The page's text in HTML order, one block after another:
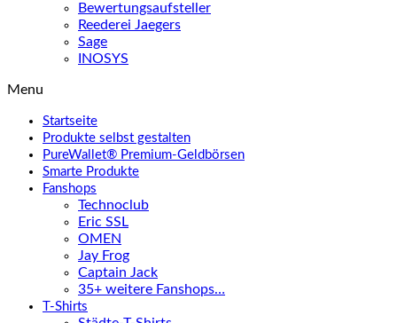
Bewertungsaufsteller
Reederei Jaegers
Sage
INOSYS
Menu
Startseite
Produkte selbst gestalten
PureWallet® Premium-Geldbörsen
Smarte Produkte
Fanshops
Technoclub
Eric SSL
OMEN
Jay Frog
Captain Jack
35+ weitere Fanshops…
T-Shirts